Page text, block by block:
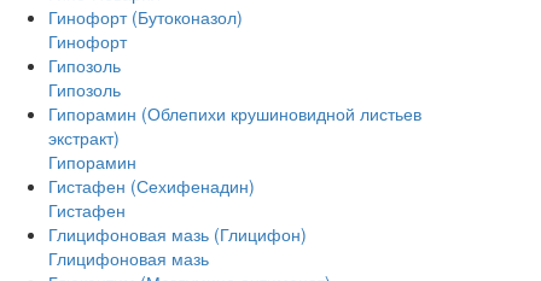
Гинофорт (Бутоконазол)
Гинофорт
Гипозоль
Гипозоль
Гипорамин (Облепихи крушиновидной листьев
экстракт)
Гипорамин
Гистафен (Сехифенадин)
Гистафен
Глицифоновая мазь (Глицифон)
Глицифоновая мазь